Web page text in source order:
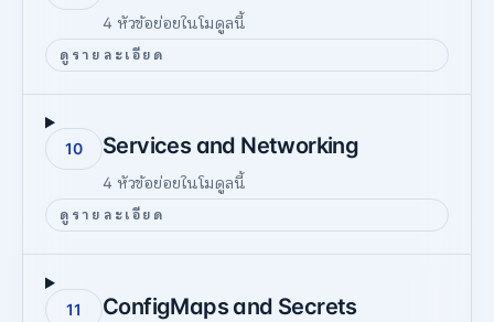
4 หัวข้อย่อยในโมดูลนี้
ดูรายละเอียด
10 Services and Networking
4 หัวข้อย่อยในโมดูลนี้
ดูรายละเอียด
11 ConfigMaps and Secrets